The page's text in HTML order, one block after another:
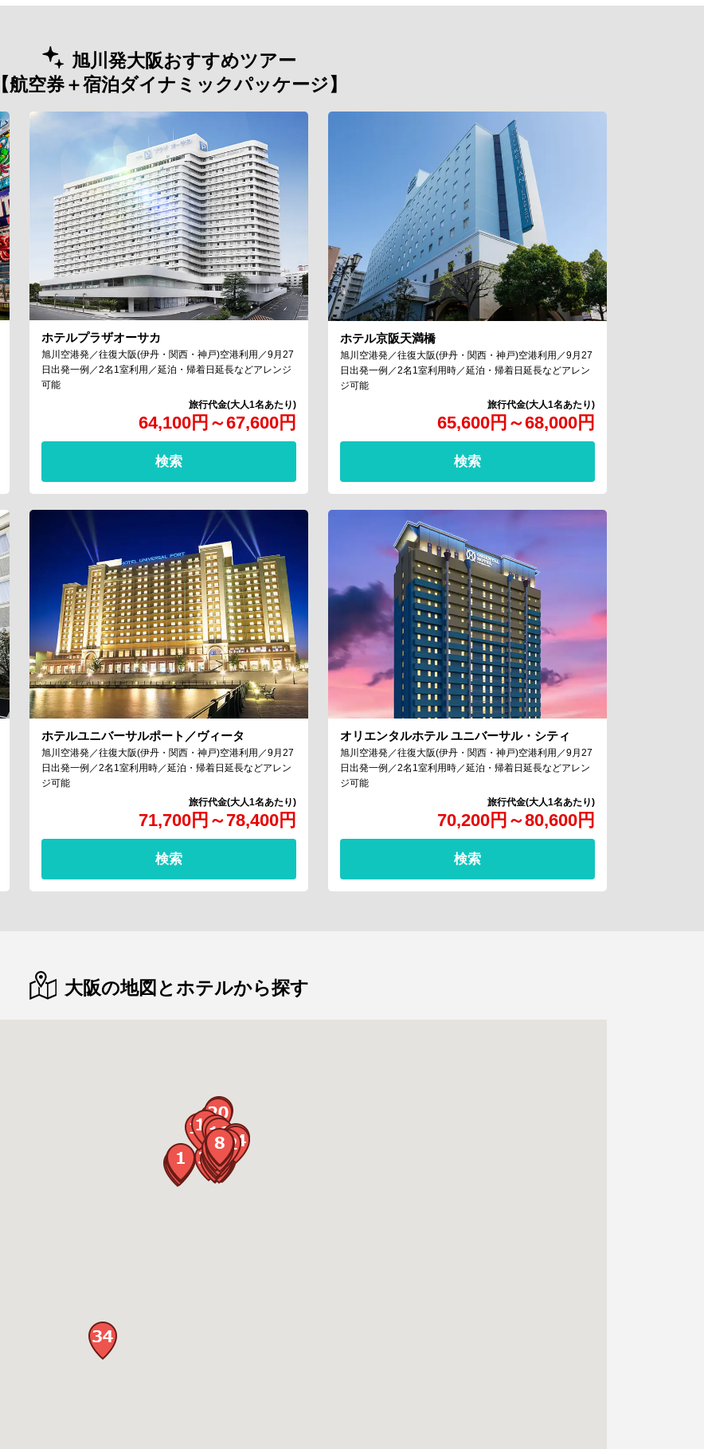
旭川発大阪おすすめツアー
【航空券＋宿泊ダイナミックパッケージ】
ホテルプラザオーサカ
64,100円 ～67,600円
旭川空港発／往復大阪(伊丹・関西・神戸)空港利用／9月27
日出発一例／2名1室利用／延泊・帰着日延長などアレンジ
可能
検索
ホテル京阪天満橋
65,600円 ～68,000円
旭川空港発／往復大阪(伊丹・関西・神戸)空港利用／9月27
日出発一例／2名1室利用時／延泊・帰着日延長などアレン
ジ可能
検索
ホテルユニバーサルポート／ヴィータ
71,700円 ～78,400円
旭川空港発／往復大阪(伊丹・関西・神戸)空港利用／9月27
日出発一例／2名1室利用時／延泊・帰着日延長などアレン
ジ可能
検索
オリエンタルホテル ユニバーサル・シティ
70,200円 ～80,600円
旭川空港発／往復大阪(伊丹・関西・神戸)空港利用／9月27
日出発一例／2名1室利用時／延泊・帰着日延長などアレン
ジ可能
検索
大阪の地図とホテルから探す